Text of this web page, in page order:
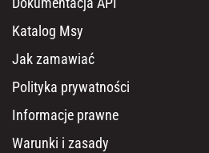
Katalog Msy
Jak zamawiać
Polityka prywatności
Informacje prawne
Warunki i zasady